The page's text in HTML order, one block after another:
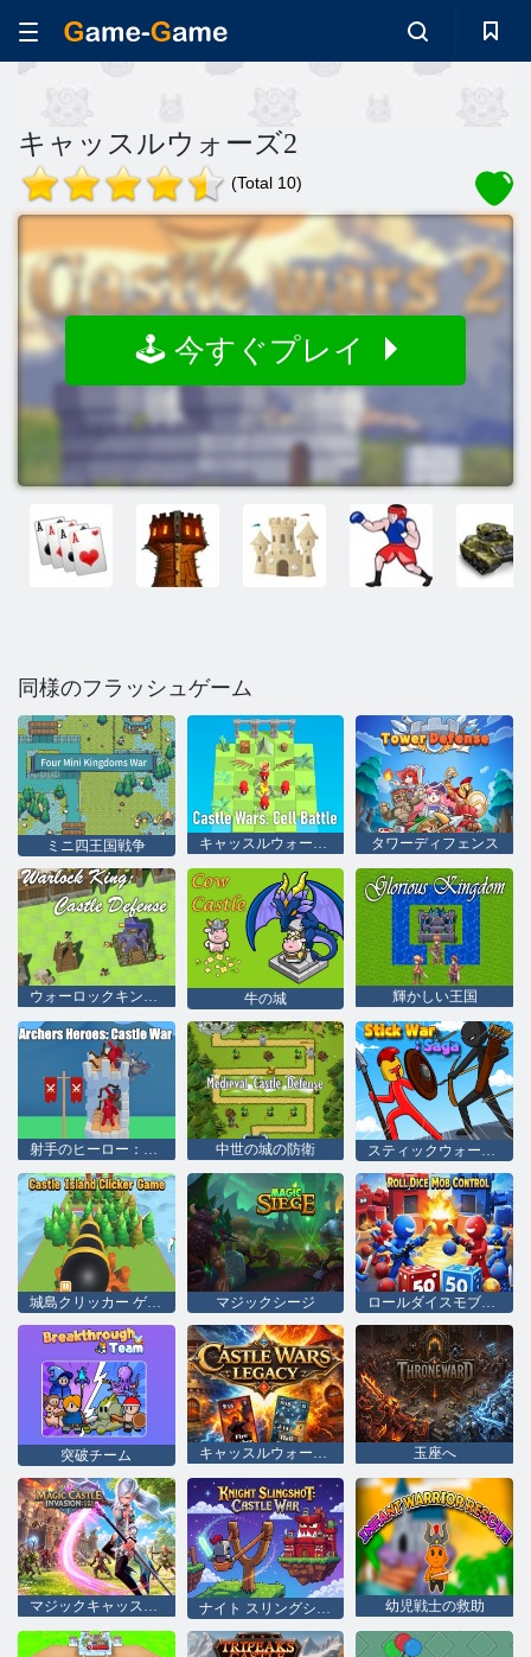
キャッスルウォーズ2
(Total 10)
🕹️ 今すぐプレイ
同様のフラッシュゲーム
ミニ四王国戦争 キャッスルウォーズ：セルバトル タワーディフェンス
ウォーロックキング：キャッスルディフェンス 牛の城 輝かしい王国
射手のヒーロー：キャッスル戦争 中世の城の防衛 スティックウォーサーガ
城島クリッカー ゲーム マジックシージ ロールダイスモブコントロール
突破チーム キャッスルウォーズレガシー 玉座へ
マジックキャッスル侵略: 放置系 RPG 幼児戦士の救助